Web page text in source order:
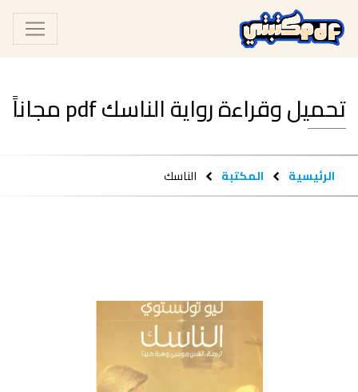
تحميل وقراءة رواية الناسك pdf مجاناً
الرئيسية المكتبة الناسك